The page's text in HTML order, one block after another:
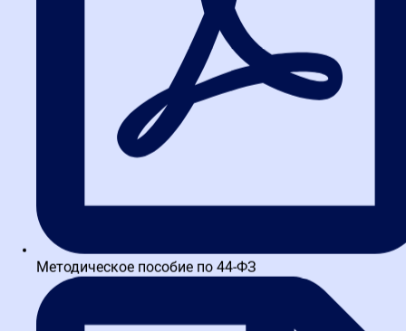
единственного поставщика?
Да, но только в случаях, предусмотренных 44-ФЗ (например, до
600 000 рублей) или Положением о закупке по 223-ФЗ. Однако
это лишает вас возможности сравнить предложения и выбрать
лучшее. Рекомендуем использовать этот способ только для
срочных или уникальных образовательных услуг.
3. Что делать, если победитель
нужное качество?
Необходимо тщательно прописывать в контракте условия
приемки. Включайте пункт о том, что оплата производится
только после предоставления отчетных документов (программа,
сертификаты, отзывы слушателей). В случае невыполнения
требований вы имеете право расторгнуть контракт в
Методическое пособие по 44-ФЗ